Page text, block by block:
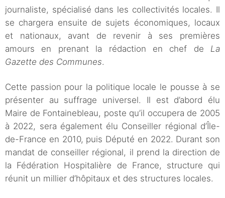
journaliste, spécialisé dans les collectivités locales. Il
se chargera ensuite de sujets économiques, locaux
et nationaux, avant de revenir à ses premières
amours en prenant la rédaction en chef de La
Gazette des Communes.
Cette passion pour la politique locale le pousse à se
présenter au suffrage universel. Il est d’abord élu
Maire de Fontainebleau, poste qu’il occupera de 2005
à 2022, sera également élu Conseiller régional d’Île-
de-France en 2010, puis Député en 2022. Durant son
mandat de conseiller régional, il prend la direction de
la Fédération Hospitalière de France, structure qui
réunit un millier d’hôpitaux et des structures locales.